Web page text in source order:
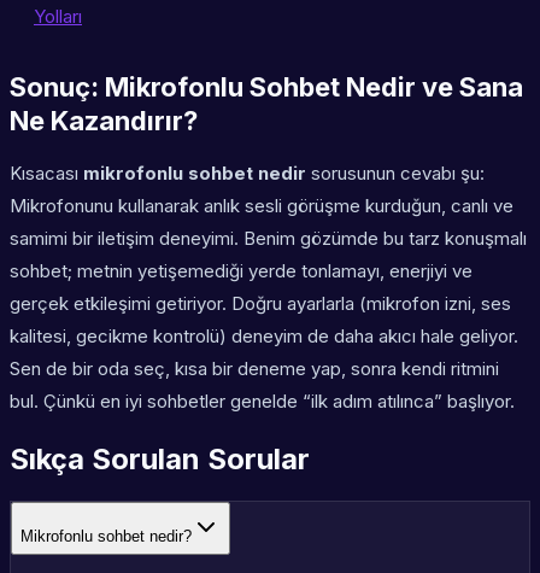
Yolları
Sonuç: Mikrofonlu Sohbet Nedir ve Sana
Ne Kazandırır?
Kısacası mikrofonlu sohbet nedir sorusunun cevabı şu:
Mikrofonunu kullanarak anlık sesli görüşme kurduğun, canlı ve
samimi bir iletişim deneyimi. Benim gözümde bu tarz konuşmalı
sohbet; metnin yetişemediği yerde tonlamayı, enerjiyi ve
gerçek etkileşimi getiriyor. Doğru ayarlarla (mikrofon izni, ses
kalitesi, gecikme kontrolü) deneyim de daha akıcı hale geliyor.
Sen de bir oda seç, kısa bir deneme yap, sonra kendi ritmini
bul. Çünkü en iyi sohbetler genelde “ilk adım atılınca” başlıyor.
Sıkça Sorulan Sorular
Mikrofonlu sohbet nedir?